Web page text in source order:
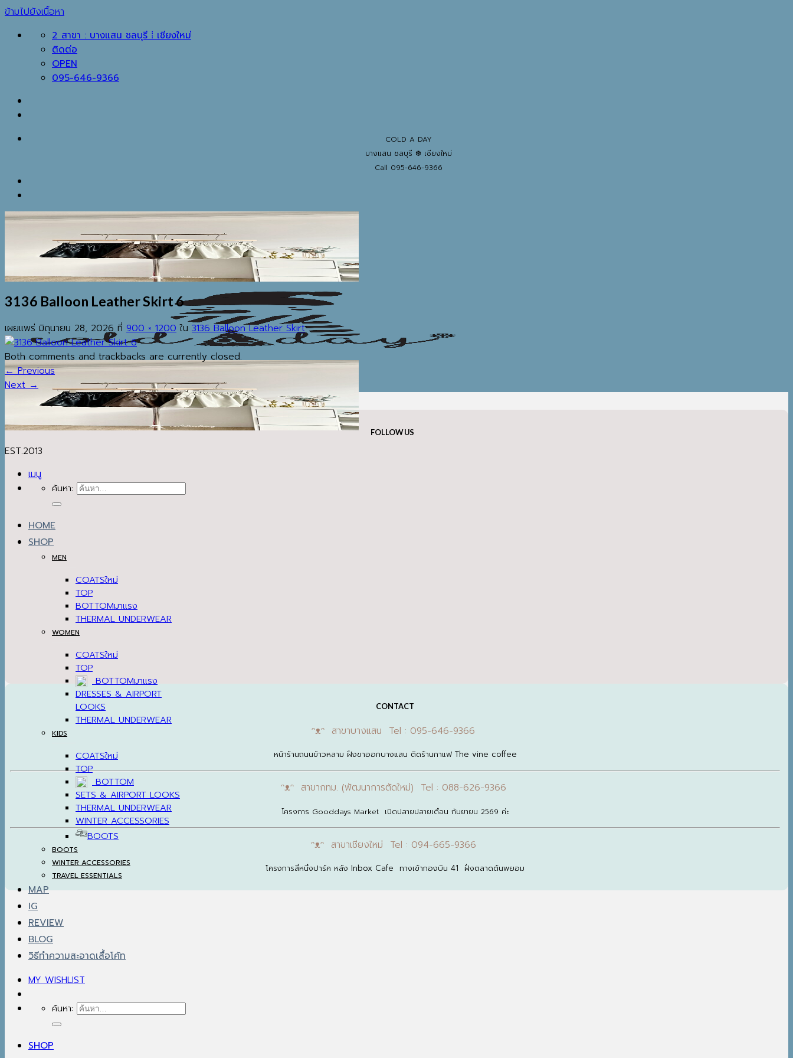
ข้ามไปยังเนื้อหา
2 สาขา : บางแสน ชลบุรี ⁞ เชียงใหม่
ติดต่อ
OPEN
095-646-9366
COLD A DAY
บางแสน ชลบุรี ❆ เชียงใหม่
Call 095-646-9366
EST.2013
เมนู
ค้นหา:
HOME
SHOP
MEN
COATS
TOP
BOTTOM
THERMAL UNDERWEAR
WOMEN
COATS
TOP
BOTTOM
DRESSES & AIRPORT
LOOKS
THERMAL UNDERWEAR
KIDS
COATS
TOP
BOTTOM
SETS & AIRPORT LOOKS
THERMAL UNDERWEAR
WINTER ACCESSORIES
BOOTS
BOOTS
WINTER ACCESSORIES
TRAVEL ESSENTIALS
MAP
IG
REVIEW
BLOG
วิธีทำความสะอาดเสื้อโค้ท
MY WISHLIST
ค้นหา:
SHOP
3136 Balloon Leather Skirt 6
เผยแพร่ มิถุนายน 28, 2026 ที่ 900 × 1200 ใน 3136 Balloon Leather Skirt
Both comments and trackbacks are currently closed.
←Previous
Next →
FOLLOW US
CONTACT
ᵔᴥᵔ สาขาบางแสน Tel : 095-646-9366
หน้าร้านถนนข้าวหลาม ฝั่งขาออกบางแสน ติดร้านกาแฟ The vine coffee
ᵔᴥᵔ สาขากทม. (พัฒนาการตัดใหม่) Tel : 088-626-9366
โครงการ Gooddays Market เปิดปลายปลายเดือน กันยายน 2569 ค่ะ
ᵔᴥᵔ สาขาเชียงใหม่ Tel : 094-665-9366
โครงการสี่หนึ่งปาร์ค หลัง Inbox Cafe ทางเข้ากองบิน 41 ฝั่งตลาดต้นพยอม